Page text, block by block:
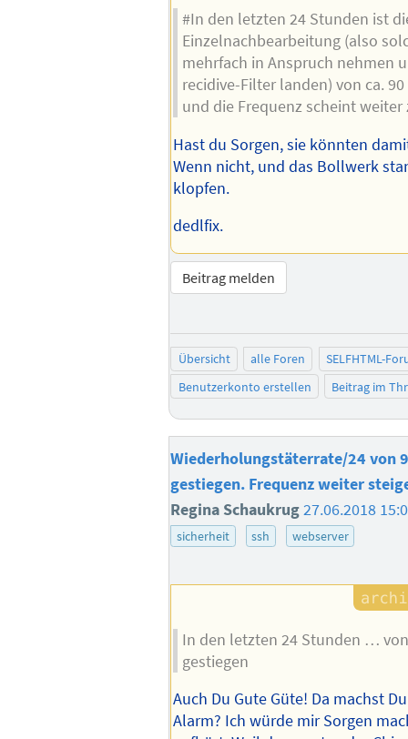
#In den letzten 24 Stunden ist
Einzelnachbearbeitung (also
mehrfach in Anspruch nehmen
recidive-Filter landen) von ca.
und die Frequenz scheint weiter
Hast du Sorgen, sie könnten
Wenn nicht, und das Bollwerk
klopfen.
dedlfix.
Beitrag melden
Übersicht alle Foren
SELFHTML-
Benutzerkonto erstellen
Beitrag im
Wiederholungstäterrate/24 von
gestiegen. Frequenz weiter
Regina Schaukrug27.06.2018
sicherheit ssh webserver
In den letzten 24 Stunden …
gestiegen
Auch Du Gute Güte! Da machst
Alarm? Ich würde mir Sorgen